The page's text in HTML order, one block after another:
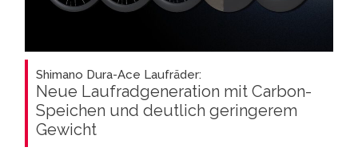
Shimano Dura-Ace Laufräder:
Neue Laufradgeneration mit Carbon-
Speichen und deutlich geringerem
Gewicht